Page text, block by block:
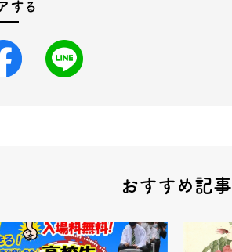
する
おすすめ記事